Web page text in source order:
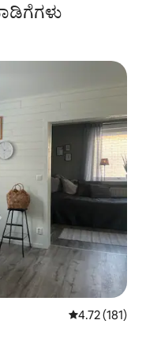
5 ರಲ್ಲಿ 4.72
4.72 (181)